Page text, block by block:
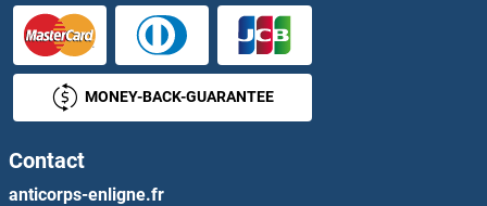
Scinderin Anticorps
Sclerostin Anticorps
Sclt1 Anticorps
SCLY Anticorps
MONEY-BACK-GUARANTEE
Contact
anticorps-enligne.fr